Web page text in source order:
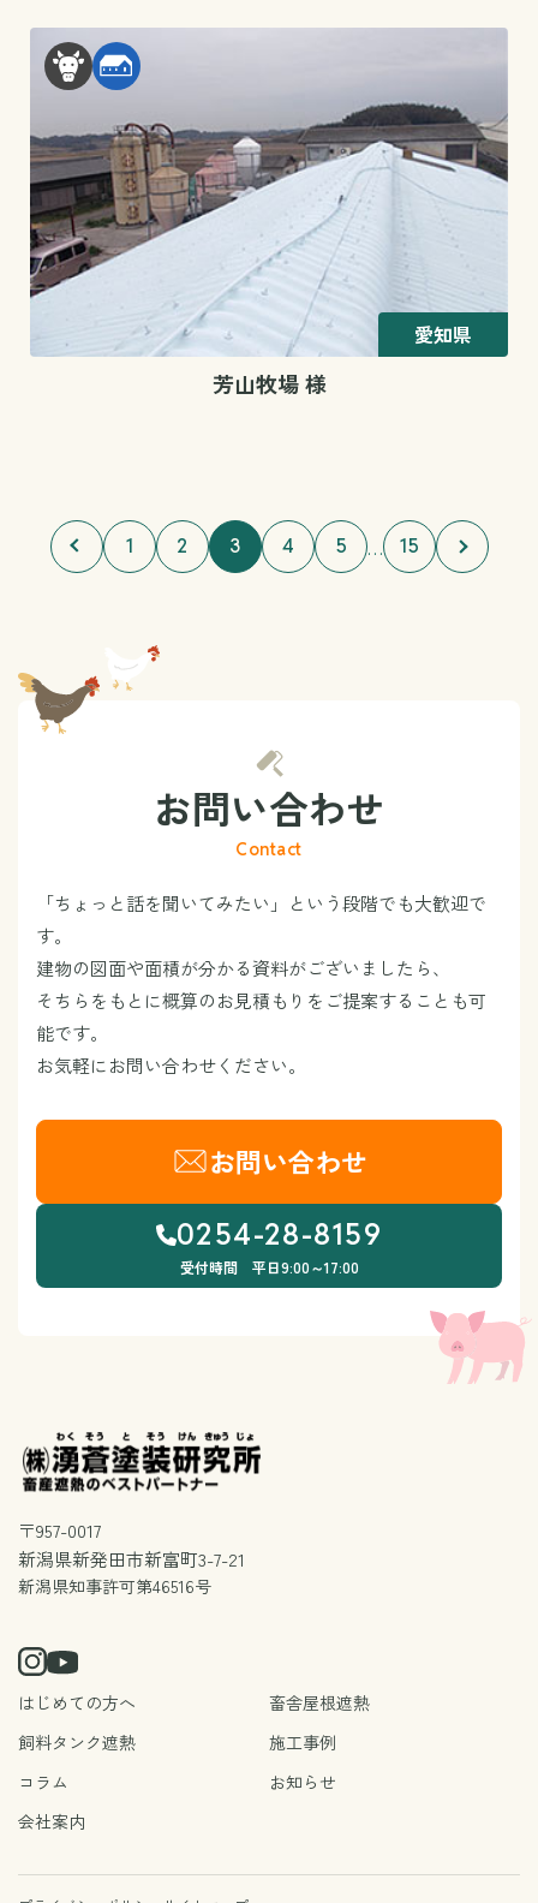
愛知県
芳山牧場 様
1 2 3 4 5 … 15
お問い合わせ
Contact
「ちょっと話を聞いてみたい」という段階でも大歓迎で
す。
建物の図面や面積が分かる資料がございましたら、
そちらをもとに概算のお見積もりをご提案することも可
能です。
お気軽にお問い合わせください。
お問い合わせ
0254-28-8159
受付時間 平日9:00～17:00
〒957-0017
新潟県新発田市新富町3-7-21
新潟県知事許可第46516号
畜舎屋根遮熱
飼料タンク遮熱
施工事例
コラム
お知らせ
会社案内
はじめての方へ